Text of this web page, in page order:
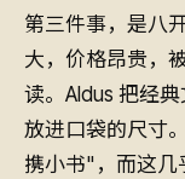
第三件事，是八
大，价格昂贵，
读。Aldus 把经
放进口袋的尺寸
携小书"，而这几